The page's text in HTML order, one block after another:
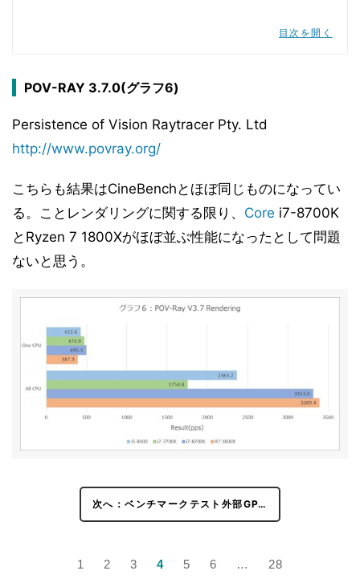
ベンチマークテスト外部GPU編「3DMark v2.3.3732」
ベンチマークテスト「F1 2017」
10 ベンチマークテスト外部GPU編「Hitman 2016」
11 ベンチマークテスト外部GPU編「Metro redux」
Raider」
ベンチマークテスト外部GPU編「SID MEIER'S
ベンチマークテスト外部GPU編「Tom Clancy's The
Division」
ベンチマークテスト内部GPU編「TMPGEnc Video
Mastering Works 6 V6.2.4.31」
ベンチマークテスト内部GPU編「3DMark v2.3.3732」
ベンチマークテスト内部GPU編「F1 2017」
ベンチマークテスト内部GPU編「ファイナルファンタジ
ーXIV: 紅蓮のリベレーター」
ベンチマークテスト内部GPU編「Rise of the Tomb
Raider」
ベンチマークテスト内部GPU編「Tom Clancy's The
目次を開く
POV-RAY 3.7.0(グラフ6)
Persistence of Vision Raytracer Pty. Ltd
http://www.povray.org/
こちらも結果はCineBenchとほぼ同じものになってい
る。ことレンダリングに関する限り、 Core i7-8700K
とRyzen 7 1800Xがほぼ並ぶ性能になったとして問題
ないと思う。
次へ：ベンチマークテスト外部GP…
1 2 3 4 5 6 … 28